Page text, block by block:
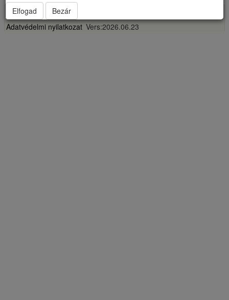
Impresszum
Adatvédelmi nyilatkozat Vers:2026.06.23
Elfogad Bezár